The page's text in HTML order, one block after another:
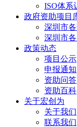
ISO体系
政府资助项目
深圳市
深圳市
政策动态
项目公示
申报通知
资助问答
资助百科
关于宏创为
关于我们
联系我们